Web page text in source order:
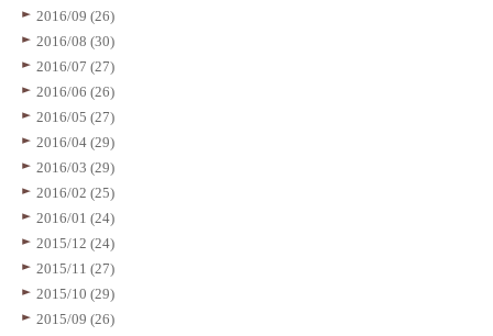
2016/09 (26)
2016/08 (30)
2016/07 (27)
2016/06 (26)
2016/05 (27)
2016/04 (29)
2016/03 (29)
2016/02 (25)
2016/01 (24)
2015/12 (24)
2015/11 (27)
2015/10 (29)
2015/09 (26)